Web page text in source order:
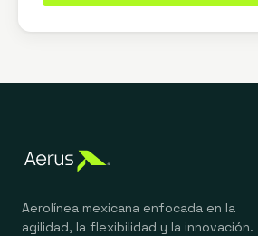
Aerolínea mexicana enfocada en la
agilidad, la flexibilidad y la innovación.